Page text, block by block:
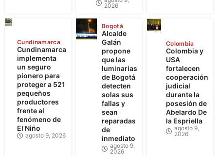
2026
Cundinamarca
Cundinamarca
implementa
un seguro
pionero para
proteger a 521
pequeños
productores
frente al
fenómeno de
El Niño
agosto 9, 2026
Bogotá
Alcalde
Galán
propone
que las
luminarias
de Bogotá
detecten
solas sus
fallas y
sean
reparadas
de
inmediato
agosto 9,
2026
Colombia
Colombia y
USA
fortalecen
cooperación
judicial
durante la
posesión de
Abelardo De
la Espriella
agosto 9,
2026